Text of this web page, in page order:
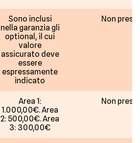
Sono inclusi
nella garanzia gli
optional, il cui
valore
assicurato deve
essere
espressamente
indicato
Non
Area 1:
1.000,00€. Area
2: 500,00€. Area
3: 300,00€
Non